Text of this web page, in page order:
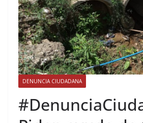
DENUNCIA CIUDADANA